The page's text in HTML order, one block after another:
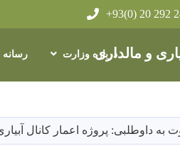
و مالداری
+93(0) 20 292
درباره وزارت رسانه
به داوطلبی: پروژه اعمار کانال